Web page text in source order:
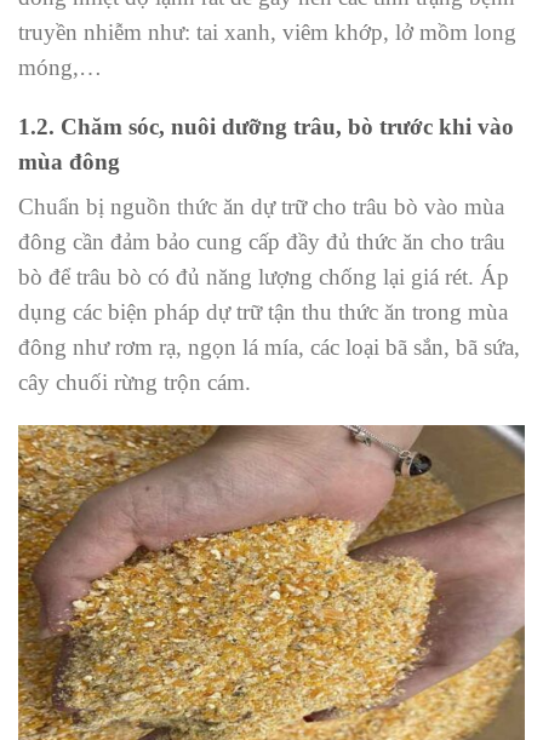
truyền nhiễm như: tai xanh, viêm khớp, lở mồm long
móng,…
1.2. Chăm sóc, nuôi dưỡng trâu, bò trước khi vào
mùa đông
Chuẩn bị nguồn thức ăn dự trữ cho trâu bò vào mùa
đông cần đảm bảo cung cấp đầy đủ thức ăn cho trâu
bò để trâu bò có đủ năng lượng chống lại giá rét. Áp
dụng các biện pháp dự trữ tận thu thức ăn trong mùa
đông như rơm rạ, ngọn lá mía, các loại bã sắn, bã sứa,
cây chuối rừng trộn cám.